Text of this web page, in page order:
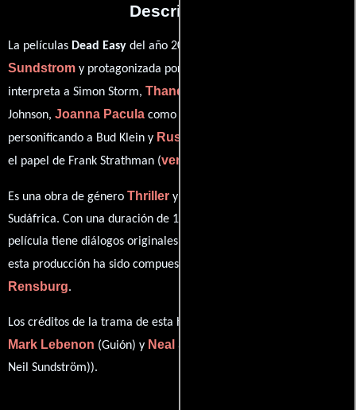
Descripción
La películas Dead Easy del año 2004, está dirigida por
Sundstrom y protagonizada por
interpreta a Simon Storm, Thandi Puren
Johnson, Joanna Pacula como Teresa Storm,
personificando a Bud Klein y Russel Savadier
el papel de Frank Strathman (ver créditos completos
Es una obra de género Thriller y
Sudáfrica. Con una duración de 1h 37m (97 minutos), esta
película tiene diálogos originales en
esta producción ha sido compuesta por
Rensburg.
Los créditos de la trama de esta historia están divididos entre
Mark Lebenon (Guión) y Neal Sundstrom
Neil Sundström)).